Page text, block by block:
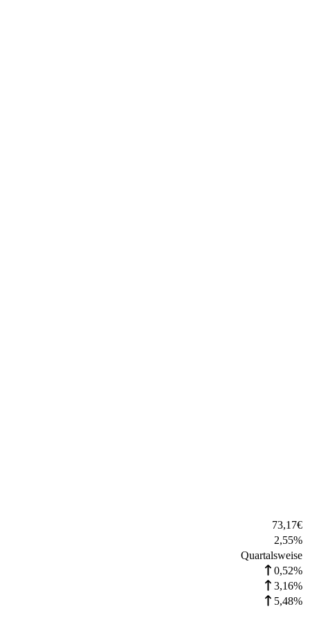
73,17€
2,55%
Quartalsweise
0,52%
3,16%
5,48%